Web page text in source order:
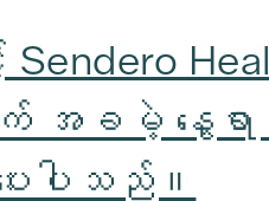
အခမဲ့ နွေရာ
ေးပါသည်။